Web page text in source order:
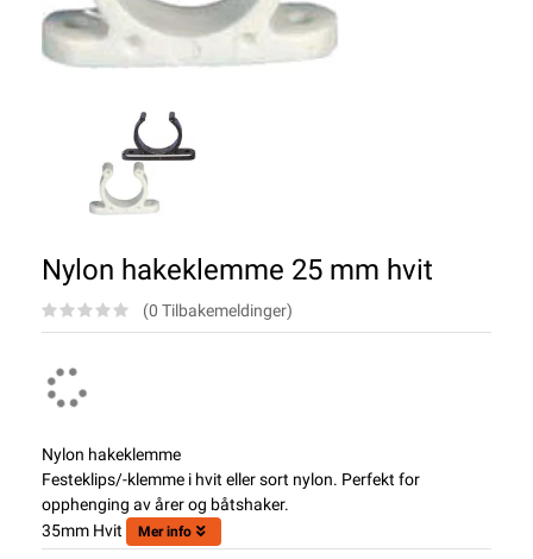
Nylon hakeklemme 25 mm hvit
(0 Tilbakemeldinger)
Nylon hakeklemme
Festeklips/-klemme i hvit eller sort nylon. Perfekt for
opphenging av årer og båtshaker.
35mm Hvit
Mer info